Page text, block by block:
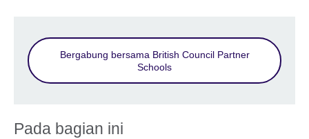
Bergabung bersama British Council Partner
Schools
Pada bagian ini